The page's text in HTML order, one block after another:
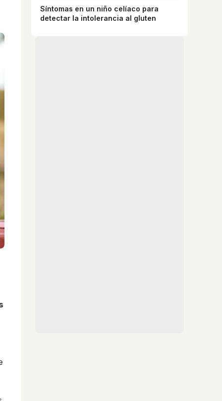
Síntomas en un niño celíaco para
detectar la intolerancia al gluten